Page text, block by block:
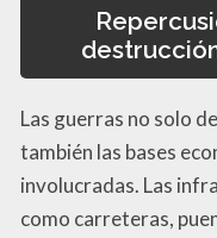
Las guerras no solo
también las bases
involucradas. Las
como carreteras,